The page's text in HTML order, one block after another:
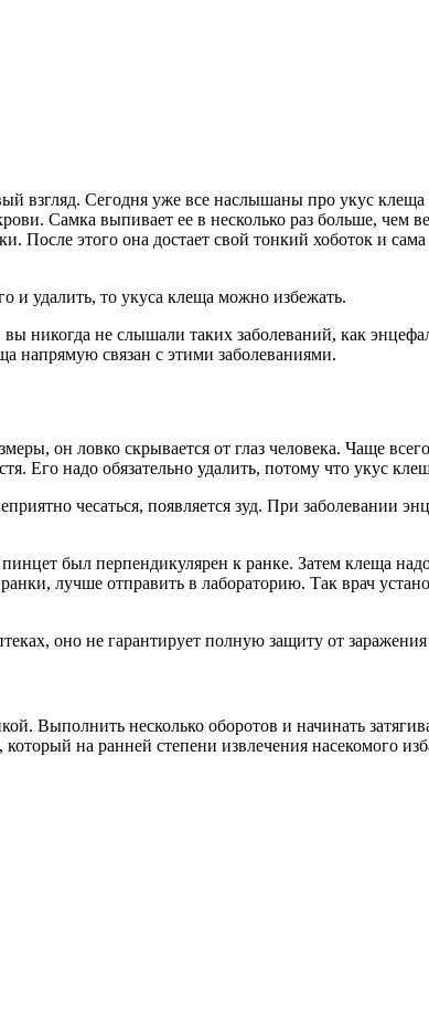
взгляд. Сегодня уже все наслышаны про укус
Самка выпивает ее в несколько раз больше, чем
После этого она достает свой тонкий хоботок и
и удалить, то укуса клеща можно избежать.
никогда не слышали таких заболеваний, как
напрямую связан с этими заболеваниями.
он ловко скрывается от глаз человека. Чаще
Его надо обязательно удалить, потому что укус
чесаться, появляется зуд. При заболевании
был перпендикулярен к ранке. Затем клеща
лучше отправить в лабораторию. Так врач
оно не гарантирует полную защиту от
Выполнить несколько оборотов и начинать
на ранней степени извлечения насекомого